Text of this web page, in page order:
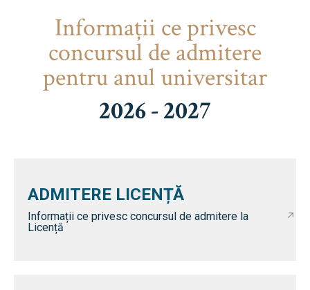
Informaţii ce privesc
concursul de admitere
pentru anul universitar
2026 - 2027
ADMITERE LICENȚĂ
Informații ce privesc concursul de admitere la
Licență